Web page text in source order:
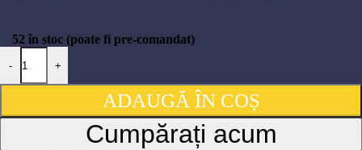
52 în stoc (poate fi pre-comandat)
- +
ADAUGĂ ÎN COȘ
Cumpărați acum